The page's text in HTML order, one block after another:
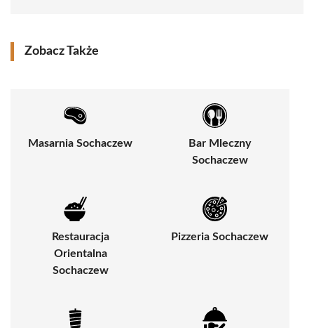
Zobacz Także
Masarnia Sochaczew
Bar Mleczny
Sochaczew
Restauracja
Orientalna
Sochaczew
Pizzeria Sochaczew